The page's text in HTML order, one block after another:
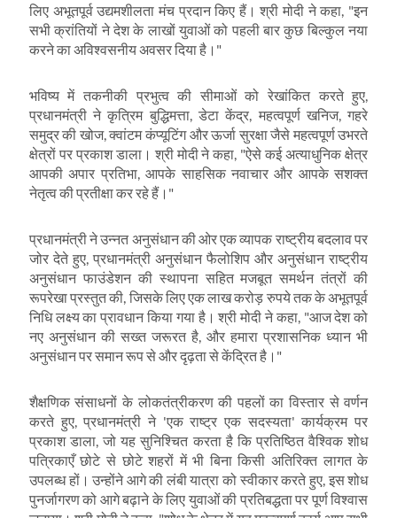
लिए अभूतपूर्व उद्यमशीलता मंच प्रदान किए हैं। श्री मोदी ने कहा , "इन
सभी क्रांतियों ने देश के लाखों युवाओं को पहली बार कुछ बिल्कुल नया
करने का अविश्वसनीय अवसर दिया है।"
भविष्य में तकनीकी प्रभुत्व की सीमाओं को रेखांकित करते हुए
प्रधानमंत्री ने कृत्रिम बुद्धिमत्ता,डेटा केंद्र महत्वपूर्ण खनिज,गहरे
समुद्र की खोज,क्वांटम कंप्यूटिंग और ऊर्जा सुरक्षा जैसे महत्वपूर्ण उभरते
क्षेत्रों पर प्रकाश डाला। श्री मोदी ने कहा , "ऐसे कई अत्याधुनिक क्षेत्र
आपकी अपार प्रतिभा,आपके साहसिक नवाचार और आपके सशक्त
नेतृत्व की प्रतीक्षा कर रहे हैं।"
प्रधानमंत्री ने उन्नत अनुसंधान की ओर एक व्यापक राष्ट्रीय बदलाव पर
जोर देते हुए, प्रधानमंत्री अनुसंधान फैलोशिप और अनुसंधान राष्ट्रीय
अनुसंधान फाउंडेशन की स्थापना सहित मजबूत समर्थन तंत्रों की
रूपरेखा प्रस्तुत की जिसके लिए एक लाख करोड़ रुपये तक के अभूतपूर्व
निधि लक्ष्य का प्रावधान किया गया है। श्री मोदी ने कहा, "आज देश को
नए अनुसंधान की सख्त जरूरत है ,और हमारा प्रशासनिक ध्यान भी
अनुसंधान पर समान रूप से और दृढ़ता से केंद्रित है।"
शैक्षणिक संसाधनों के लोकतंत्रीकरण की पहलों का विस्तार से वर्णन
करते हुए,प्रधानमंत्री ने 'एक राष्ट्र एक सदस्यता'कार्यक्रम पर
प्रकाश डाला ,जो यह सुनिश्चित करता है कि प्रतिष्ठित वैश्विक शोध
पत्रिकाएँ छोटे से छोटे शहरों में भी बिना किसी अतिरिक्त लागत के
उपलब्ध हों। उन्होंने आगे की लंबी यात्रा को स्वीकार करते हुए, इस शोध
पुनर्जागरण को आगे बढ़ाने के लिए युवाओं की प्रतिबद्धता पर पूर्ण विश्वास